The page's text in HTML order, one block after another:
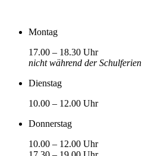
Montag
17.00 – 18.30 Uhr
nicht während der Schulferien
Dienstag
10.00 – 12.00 Uhr
Donnerstag
10.00 – 12.00 Uhr